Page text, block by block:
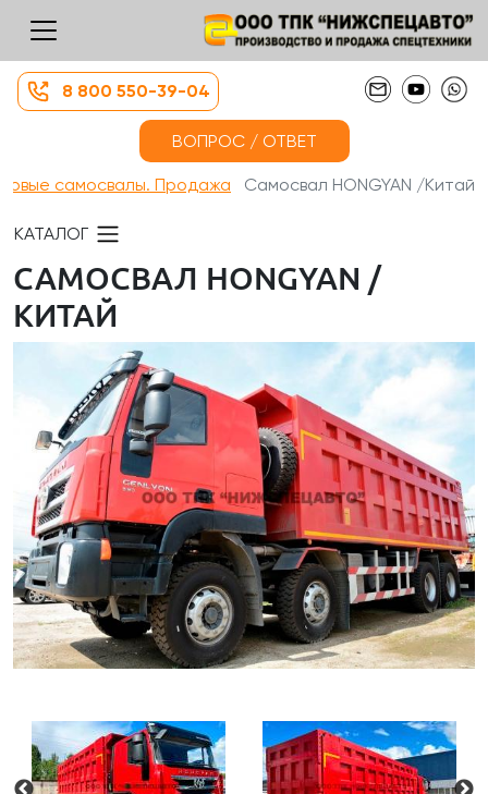
8 800 550-39-04
ВОПРОС / ОТВЕТ
Новые самосвалы. Продажа Самосвал HONGYAN /Китай
КАТАЛОГ
САМОСВАЛ HONGYAN /
КИТАЙ